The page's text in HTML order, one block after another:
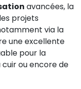
avancées, la
projets
via la
une excellente
pour la
cuir ou encore de